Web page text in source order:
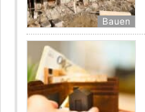
Bauen